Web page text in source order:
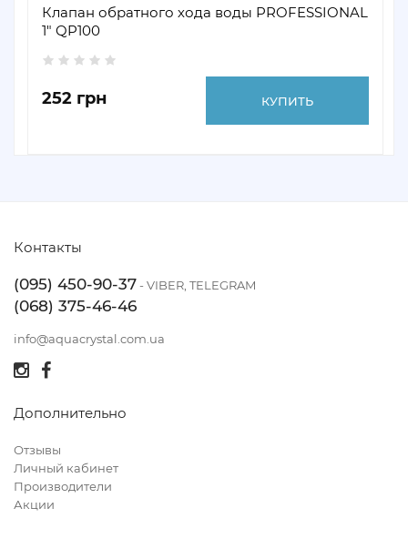
Клапан обратного хода воды PROFESSIONAL
1" QP100
252 грн КУПИТЬ
Контакты
(095) 450-90-37- VIBER, TELEGRAM
(068) 375-46-46
info@aquacrystal.com.ua
Дополнительно
Отзывы
Личный кабинет
Производители
Акции